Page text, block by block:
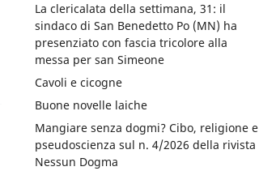
La clericalata della settimana, 31: il
sindaco di San Benedetto Po (MN) ha
presenziato con fascia tricolore alla
messa per san Simeone
Cavoli e cicogne
Buone novelle laiche
Mangiare senza dogmi? Cibo, religione e
pseudoscienza sul n. 4/2026 della rivista
Nessun Dogma